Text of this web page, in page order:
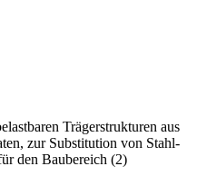
Trägerstrukturen aus
zur Substitution von Stahl-
den Baubereich (2)